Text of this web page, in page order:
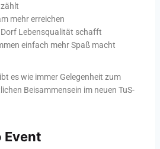
mehr erreichen
Dorf Lebensqualität schafft
einfach mehr Spaß macht
es wie immer Gelegenheit zum
Beisammensein im neuen TuS-
Event